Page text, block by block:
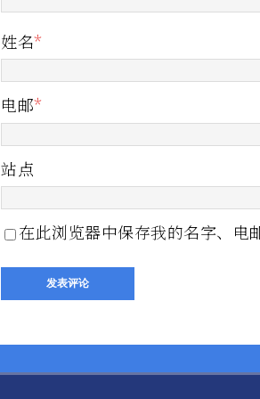
姓名*
电邮*
站点
在此浏览器中保存我的名字、电